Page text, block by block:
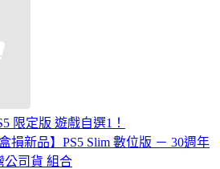
限定版 遊戲自選1！
損新品】PS5 Slim 數位版 － 30週年
公司貨 組合